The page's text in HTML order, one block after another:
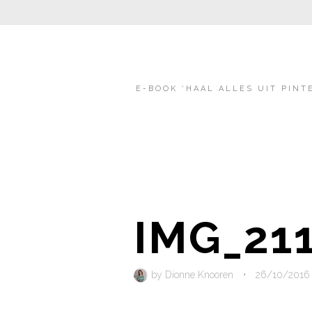
E-BOOK ‘HAAL ALLES UIT
by Dionne Knooren • 26/10/2016